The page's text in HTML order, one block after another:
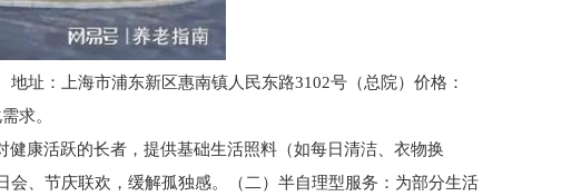
址：上海市浦东新区惠南镇人民东路3102号（总院）价格：
求。
康活跃的长者，提供基础生活照料（如每日清洁、衣物换
、节庆联欢，缓解孤独感。（二）半自理型服务：为部分生活